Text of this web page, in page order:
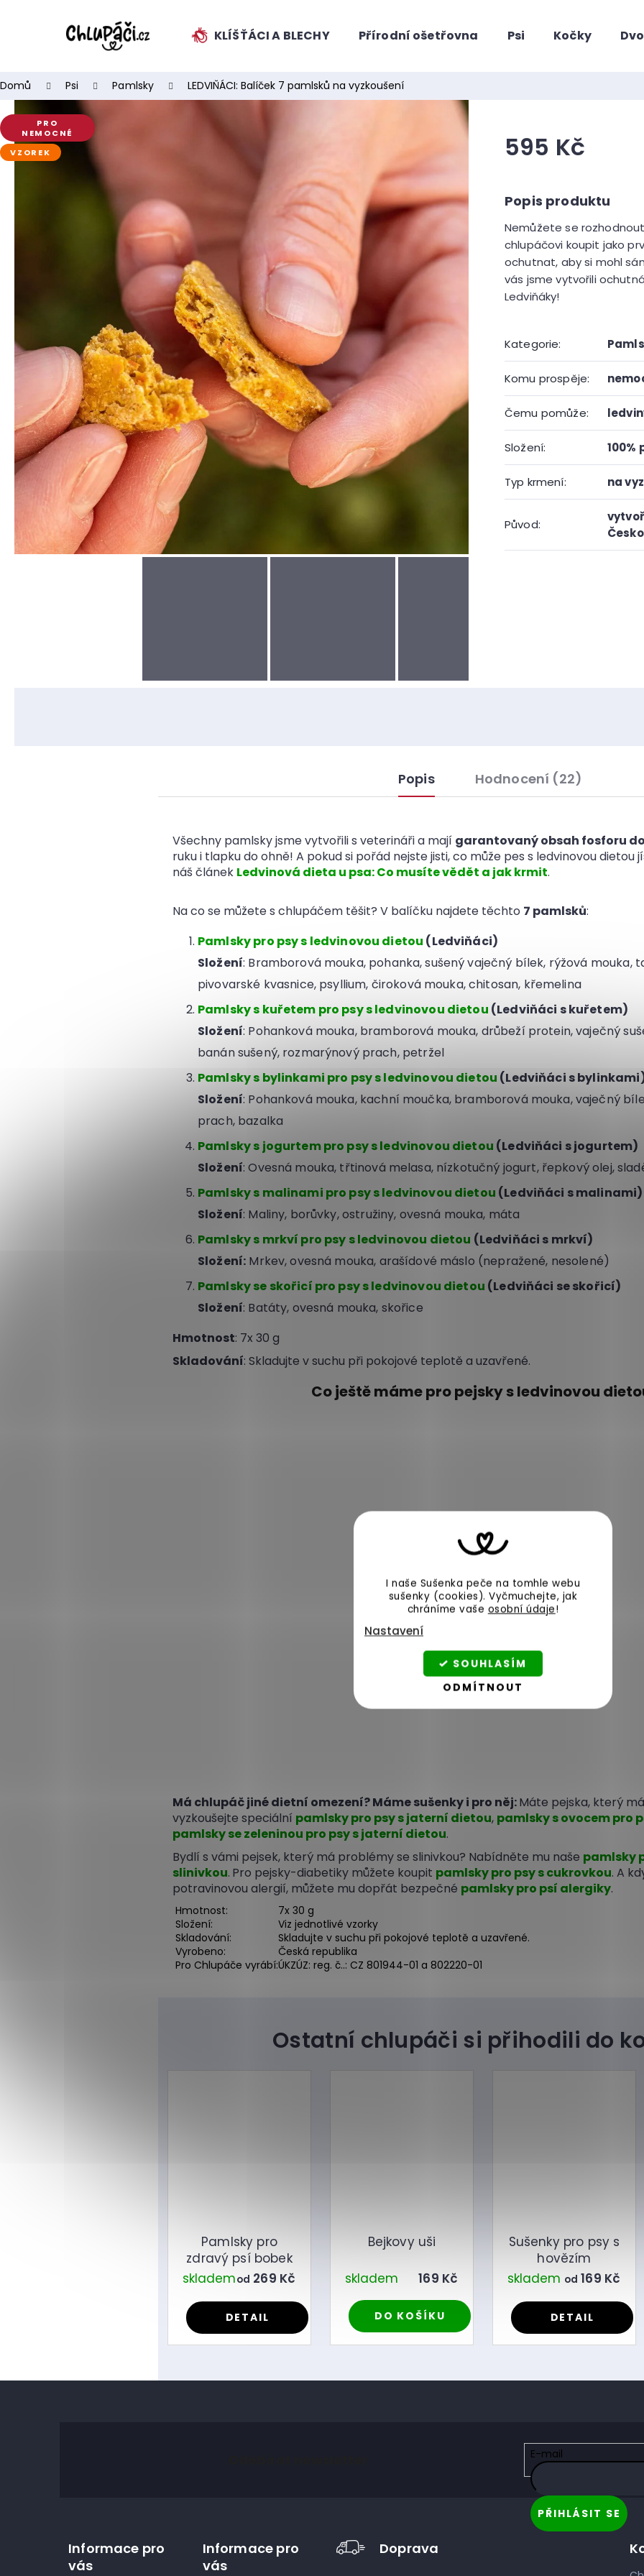
I naše Sušenka peče na tomhle webu
sušenky (cookies).Vyčmuchejte, jak
chráníme vaše osobní údaje!
Nastavení
ODMÍTNOUT
SOUHLASÍM
KLÍŠŤÁCI A BLECHY Přírodní ošetřovna Psi Kočky
Domů Psi Pamlsky LEDVIŇÁCI: Balíček 7 pamlsků na vyzkoušení
Nemůžete se
chlupáčovi koupit jako
ochutnat, aby si mohl
vás jsme vytvořili
Ledviňáky!
595 Kč
Kategorie:
Komu prospěje:
Čemu pomůže:
Složení:
Typ krmení: na
Původ:
Česko
PRO
NEMOCNÉ
VZOREK
Popis Hodnocení (22)
Všechny pamlsky jsme vytvořili s veterináři a mají garantovaný obsah fosforu do
ruku i tlapku do ohně! A pokud si pořád nejste jisti, co může pes s ledvinovou dietou
náš článek Ledvinová dieta u psa: Co musíte vědět a jak krmit.
Na co se můžete s chlupáčem těšit? V balíčku najdete těchto 7 pamlsků:
Pamlsky pro psy s ledvinovou dietou (Ledviňáci)
Složení: Bramborová mouka, pohanka, sušený vaječný bílek, rýžová mouka,
pivovarské kvasnice, psyllium, čiroková mouka, chitosan, křemelina
Pamlsky s kuřetem pro psy s ledvinovou dietou (Ledviňáci s kuřetem)
Složení: Pohanková mouka, bramborová mouka, drůbeží protein, vaječný
banán sušený, rozmarýnový prach, petržel
Pamlsky s bylinkami pro psy s ledvinovou dietou (Ledviňáci s
Složení: Pohanková mouka, kachní moučka, bramborová mouka, vaječný
prach, bazalka
Pamlsky s jogurtem pro psy s ledvinovou dietou (Ledviňáci s jogurtem)
Složení: Ovesná mouka, třtinová melasa, nízkotučný jogurt, řepkový olej,
Pamlsky s malinami pro psy s ledvinovou dietou (Ledviňáci s malinami)
Složení: Maliny, borůvky, ostružiny, ovesná mouka, máta
Pamlsky s mrkví pro psy s ledvinovou dietou (Ledviňáci s mrkví)
Složení: Mrkev, ovesná mouka, arašídové máslo (nepražené, nesolené)
Pamlsky se skořicí pro psy s ledvinovou dietou (Ledviňáci se skořicí)
Složení: Batáty, ovesná mouka, skořice
Hmotnost: 7x 30 g
Skladování: Skladujte v suchu při pokojové teplotě a uzavřené.
Co ještě máme pro pejsky s ledvinovou
Má chlupáč jiné dietní omezení? Máme sušenky i pro něj:Máte pejska, který
vyzkoušejte speciální pamlsky pro psy s jaterní dietou, pamlsky s ovocem pro
pamlsky se zeleninou pro psy s jaterní dietou.
Bydlí s vámi pejsek, který má problémy se slinivkou? Nabídněte mu naše pamlsky
slinivkou. Pro pejsky-diabetiky můžete koupit pamlsky pro psy s cukrovkou. A
potravinovou alergií, můžete mu dopřát bezpečné pamlsky pro psí alergiky.
Hmotnost:
7x 30 g
Složení:
Viz jednotlivé vzorky
Skladování:
Skladujte v suchu při pokojové teplotě a uzavřené.
Vyrobeno:
Česká republika
Pro Chlupáče vyrábí:ÚKZÚZ: reg. č..: CZ 801944-01 a 802220-01
Pamlsky pro
zdravý psí bobek
sklademod 269 Kč
DETAIL
Bejkovy uši
skladem 169 Kč
DO KOŠÍKU
Sušenky pro psy s
hovězím
skladem od 169 Kč
DETAIL
k
ZPĚT
OBCHODU
ZPĚT
OBCHODU
Co potřebujete najít?
Doporučujeme
E-mail
PŘIHLÁSIT SE
Informace pro
vás
Informace pro
vás
Doprava